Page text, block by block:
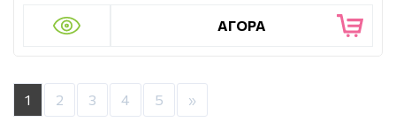
ΑΓΟΡΑ
1 2 3 4 5 »